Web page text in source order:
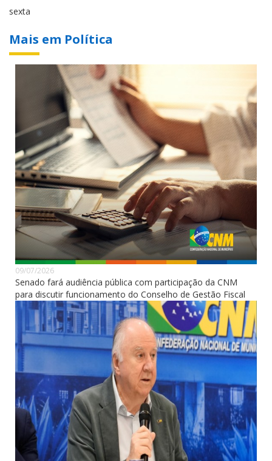
sexta
Mais em Política
09/07/2026
Senado fará audiência pública com participação da CNM
para discutir funcionamento do Conselho de Gestão Fiscal